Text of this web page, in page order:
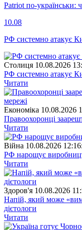
Patriot по-українськи:
10.08
РФ системно атакує
Столиця 10.08.2026
РФ системно атакує
Читати
Економіка 10.08.2026
Правоохоронці
Читати
Війна 10.08.2026
РФ нарощує
Читати
Здоров'я 10.08.2026
Напій, який може
дієтологи
Читати